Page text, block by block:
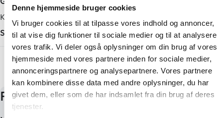
Denne hjemmeside bruger cookies
Vi bruger cookies til at tilpasse vores indhold og annoncer,
til at vise dig funktioner til sociale medier og til at analysere
vores trafik. Vi deler også oplysninger om din brug af vores
hjemmeside med vores partnere inden for sociale medier,
annonceringspartnere og analysepartnere. Vores partnere
kan kombinere disse data med andre oplysninger, du har
givet dem, eller som de har indsamlet fra din brug af deres
tjenester.
vores erhvervsbiler.
🔧 Hos os kan du få en Toyotas Serviceaftale, som giver dig
ro og tryghed igennem hele perioden.
🔧 Er skaden sket? Så er valget med Toyota forsikring det
bedste valg du kan få, med de absolut bedste vilkår der er
på markedet. Du er nemlig garanteret nye originale
reservedele hver gang – tjek lige det med dit nuværende
selskab.. 😉
🚘 Vi tager naturligvis din nuværende bil i bytte.
📞 Gå ind på atbiler og find din nærmeste afdeling.
Karosseri
SUV
Tilkoblingsvægt med bremser
750 kg
Tilkoblingsvægt uden bremser
750 kg
+ Vis flere